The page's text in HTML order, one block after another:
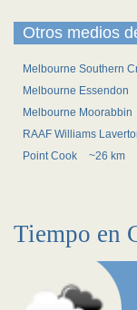
Otros medios
Melbourne Southern
Melbourne Essendon
Melbourne Moorabbin
RAAF Williams
Point Cook
~26 km
Tiempo en